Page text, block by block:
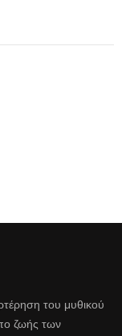
του μυθικού
ζωής των